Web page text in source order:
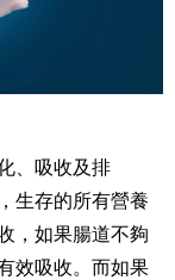
、吸收及排
生存的所有營養
，如果腸道不夠
效吸收。而如果